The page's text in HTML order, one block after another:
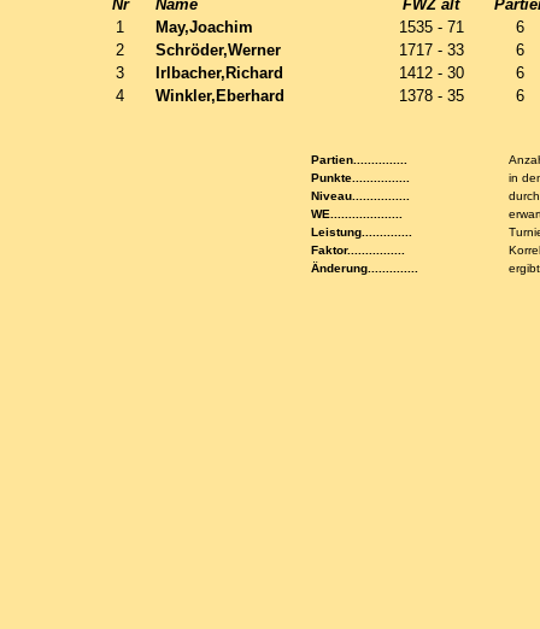
Nr Name FWZ alt
1
May,Joachim 1535 - 71
6
2
Schröder,Werner 1717 - 33
6
3
Irlbacher,Richard 1412 - 30
6
4
Winkler,Eberhard 1378 - 35 6
Partien...............
Punkte................
in
Niveau................
WE....................
Leistung..............
Faktor................
Änderung..............